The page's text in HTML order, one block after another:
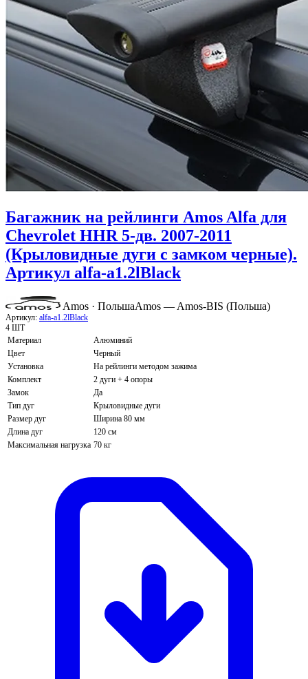
Багажник на рейлинги Amos Alfa для
Chevrolet HHR 5-дв. 2007-2011
(Крыловидные дуги с замком черные).
Артикул alfa-a1.2lBlack
Amos · ПольшаAmos — Amos-BIS (Польша)
Артикул: alfa-a1.2lBlack
4 ШТ
Материал
Алюминий
Цвет
Черный
Установка
На рейлинги методом зажима
Комплект
2 дуги + 4 опоры
Замок
Да
Тип дуг
Крыловидные дуги
Размер дуг
Ширина 80 мм
Длина дуг
120 см
Максимальная нагрузка 70 кг